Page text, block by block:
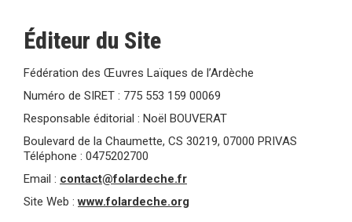
Éditeur du Site
Fédération des Œuvres Laïques de l’Ardèche
Numéro de SIRET : 775 553 159 00069
Responsable éditorial : Noël BOUVERAT
Boulevard de la Chaumette, CS 30219, 07000 PRIVAS
Téléphone : 0475202700
Email : contact@folardeche.fr
Site Web :www.folardeche.org